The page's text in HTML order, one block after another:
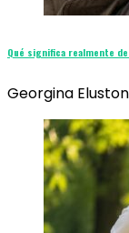
Qué significa realmente
Georgina